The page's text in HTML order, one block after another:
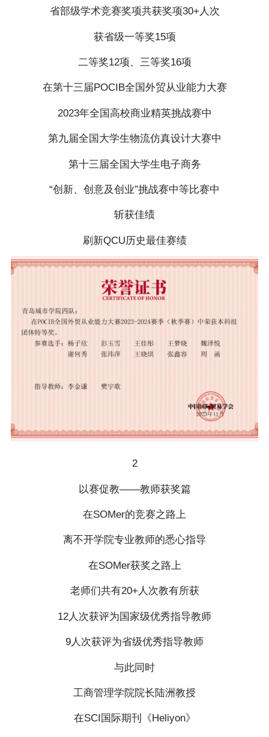
省部级学术竞赛奖项共获奖项30+人次
获省级一等奖15项
二等奖12项、三等奖16项
在第十三届POCIB全国外贸从业能力大赛
2023年全国高校商业精英挑战赛中
第九届全国大学生物流仿真设计大赛中
第十三届全国大学生电子商务
“创新、创意及创业”挑战赛中等比赛中
斩获佳绩
刷新QCU历史最佳赛绩
2
以赛促教——教师获奖篇
在SOMer的竞赛之路上
离不开学院专业教师的悉心指导
在SOMer获奖之路上
老师们共有20+人次教有所获
12人次获评为国家级优秀指导教师
9人次获评为省级优秀指导教师
与此同时
工商管理学院院长陆洲教授
在SCI国际期刊《Heliyon》